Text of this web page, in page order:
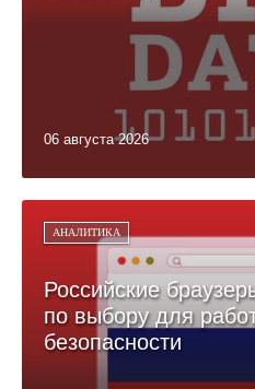
06 августа 2026
АНАЛИТИКА
Российские
по выбору для
безопасности